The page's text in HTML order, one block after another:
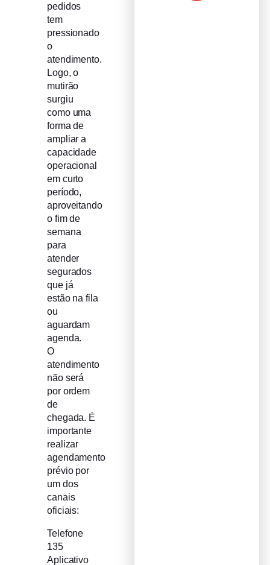
pedidos
tem
pressionado
o
atendimento.
Logo, o
mutirão
surgiu
como uma
forma de
ampliar a
capacidade
operacional
em curto
período,
aproveitando
o fim de
semana
para
atender
segurados
que já
estão na fila
ou
aguardam
agenda.
O
atendimento
não será
por ordem
de
chegada. É
importante
realizar
agendamento
prévio por
um dos
canais
oficiais:
Telefone
135
Aplicativo